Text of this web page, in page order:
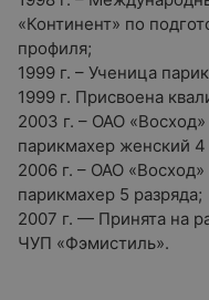
«Континент» по
профиля;
1999 г. – Ученица
1999 г. Присвоена
2003 г. – ОАО
парикмахер женский 4
2006 г. – ОАО
парикмахер 5 разряда;
2007 г. — Принята на
ЧУП «Фэмистиль».